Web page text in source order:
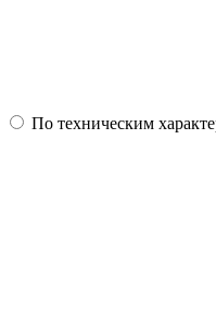
По техническим